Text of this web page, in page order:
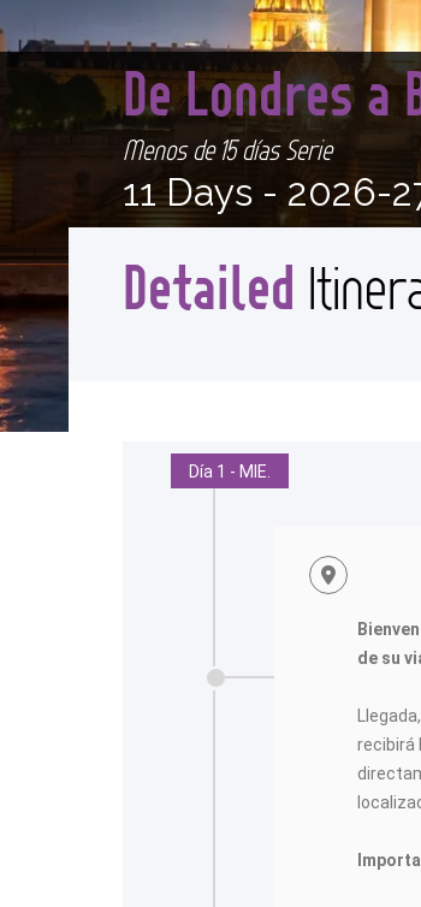
De Londres
Menos de 15 días Serie
11 Days - 2026-
Detailed
Día 1 - MIE.
de su
Llegada,
recibirá